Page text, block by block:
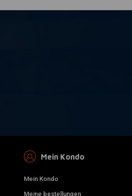
Mein Kondo
Mein Kondo
Meine bestellungen